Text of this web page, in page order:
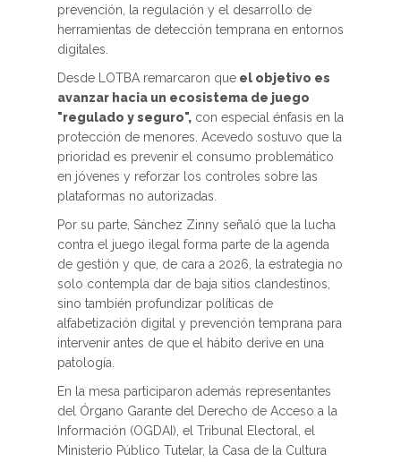
prevención, la regulación y el desarrollo de
herramientas de detección temprana en entornos
digitales.
Desde LOTBA remarcaron que el objetivo es
avanzar hacia un ecosistema de juego
"regulado y seguro", con especial énfasis en la
protección de menores. Acevedo sostuvo que la
prioridad es prevenir el consumo problemático
en jóvenes y reforzar los controles sobre las
plataformas no autorizadas.
Por su parte, Sánchez Zinny señaló que la lucha
contra el juego ilegal forma parte de la agenda
de gestión y que, de cara a 2026, la estrategia no
solo contempla dar de baja sitios clandestinos,
sino también profundizar políticas de
alfabetización digital y prevención temprana para
intervenir antes de que el hábito derive en una
patología.
En la mesa participaron además representantes
del Órgano Garante del Derecho de Acceso a la
Información (OGDAI), el Tribunal Electoral, el
Ministerio Público Tutelar, la Casa de la Cultura